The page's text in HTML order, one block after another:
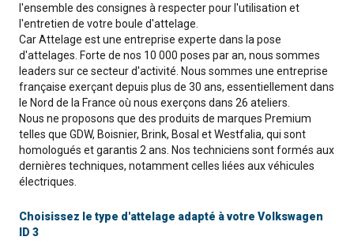
l'ensemble des consignes à respecter pour l'utilisation et
l'entretien de votre boule d'attelage.
Car Attelage est une entreprise experte dans la pose
d'attelages. Forte de nos 10 000 poses par an, nous sommes
leaders sur ce secteur d'activité. Nous sommes une entreprise
française exerçant depuis plus de 30 ans, essentiellement dans
le Nord de la France où nous exerçons dans 26 ateliers.
Nous ne proposons que des produits de marques Premium
telles que GDW, Boisnier, Brink, Bosal et Westfalia, qui sont
homologués et garantis 2 ans. Nos techniciens sont formés aux
dernières techniques, notamment celles liées aux véhicules
électriques.
Choisissez le type d'attelage adapté à votre Volkswagen
ID 3